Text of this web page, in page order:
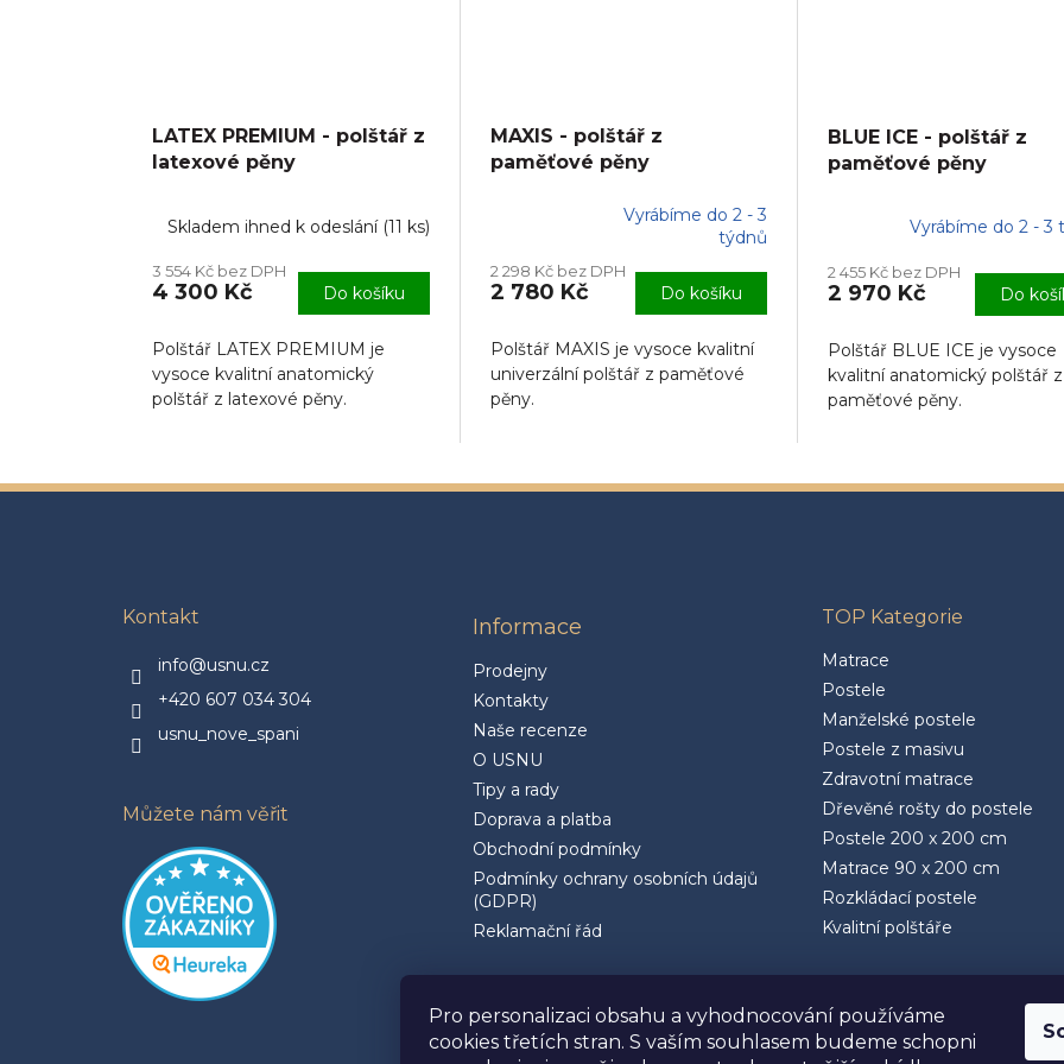
Pro personalizaci obsahu a vyhodnocování používáme
cookies třetích stran. S vaším souhlasem budeme schopni
LATEX PREMIUM - polštář z
latexové pěny
Skladem ihned k odeslání (11 ks)
3 554 Kč bez DPH
4 300 Kč Do košíku
Polštář LATEX PREMIUM je
vysoce kvalitní anatomický
polštář z latexové pěny.
MAXIS - polštář z
paměťové pěny
produktu
je
z
hvězdiček.
Vyrábíme do 2 - 3
týdnů
2 298 Kč bez DPH
2 780 Kč Do košíku
Polštář MAXIS je vysoce kvalitní
univerzální polštář z paměťové
pěny.
BLUE ICE - polštář z
paměťové pěny
Vyrábíme do 2 - 3
2 455 Kč bez DPH
2 970 Kč Do
Polštář BLUE ICE je vysoce
kvalitní anatomický polštář z
paměťové pěny.
Kontakt
info@usnu.cz
+420 607 034 304
usnu_nove_spani
Můžete nám věřit
Informace
Prodejny
Kontakty
Naše recenze
O USNU
Tipy a rady
Doprava a platba
Obchodní podmínky
Podmínky ochrany osobních údajů
(GDPR)
Reklamační řád
TOP Kategorie
Matrace
Postele
Manželské postele
Postele z masivu
Zdravotní matrace
Dřevěné rošty do postele
Postele 200 x 200 cm
Matrace 90 x 200 cm
Rozkládací postele
Kvalitní polštáře